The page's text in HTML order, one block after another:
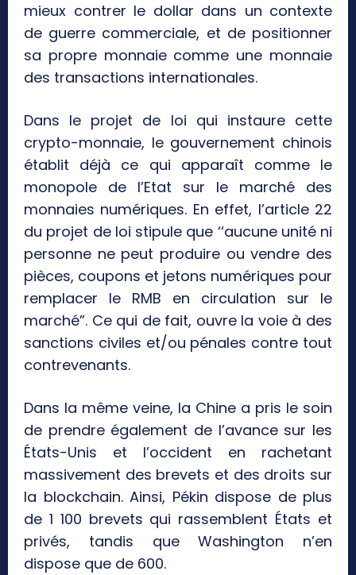
mieux contrer le dollar dans un contexte
de guerre commerciale, et de positionner
sa propre monnaie comme une monnaie
des transactions internationales.
Dans le projet de loi qui instaure cette
crypto-monnaie, le gouvernement chinois
établit déjà ce qui apparaît comme le
monopole de l’Etat sur le marché des
monnaies numériques. En effet, l’article 22
du projet de loi stipule que ‘‘aucune unité ni
personne ne peut produire ou vendre des
pièces, coupons et jetons numériques pour
remplacer le RMB en circulation sur le
marché”. Ce qui de fait, ouvre la voie à des
sanctions civiles et/ou pénales contre tout
contrevenants.
Dans la même veine, la Chine a pris le soin
de prendre également de l’avance sur les
États-Unis et l’occident en rachetant
massivement des brevets et des droits sur
la blockchain. Ainsi, Pékin dispose de plus
de 1 100 brevets qui rassemblent États et
privés, tandis que Washington n’en
dispose que de 600.